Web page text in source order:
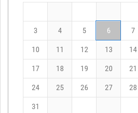
3 4 5 6 7
10 11 12 13 14
17 18 19 20 21
24 25 26 27 28
31